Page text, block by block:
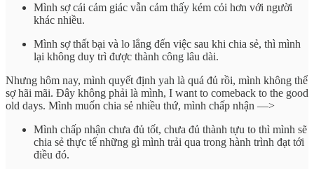
Mình sợ cái cảm giác vẫn cảm thấy kém cỏi hơn với người
khác nhiều.
Mình sợ thất bại và lo lắng đến việc sau khi chia sẻ, thì mình
lại không duy trì được thành công lâu dài.
Nhưng hôm nay, mình quyết định yah là quá đủ rồi, mình không thể
sợ hãi mãi. Đây không phải là mình, I want to comeback to the good
old days. Mình muốn chia sẻ nhiều thứ, mình chấp nhận —>
Mình chấp nhận chưa đủ tốt, chưa đủ thành tựu to thì mình sẽ
chia sẻ thực tế những gì mình trải qua trong hành trình đạt tới
điều đó.